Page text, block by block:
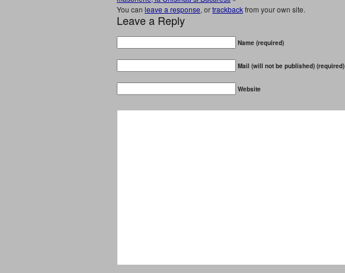
You can leave a response, ortrackbackfrom your own site.
Leave a Reply
Name (required)
Mail (will not be published) (required)
Website